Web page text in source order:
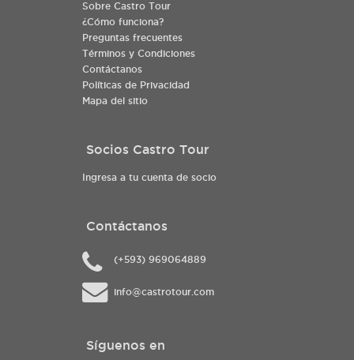
Sobre Castro Tour
¿Cómo funciona?
Preguntas frecuentes
Términos y Condiciones
Contáctanos
Políticas de Privacidad
Mapa del sitio
Socios Castro Tour
Ingresa a tu cuenta de socio
Contáctanos
(+593) 969064889
info@castrotour.com
Síguenos en